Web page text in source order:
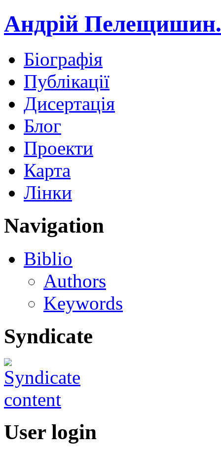
Андрій
Біографія
Публікації
Дисертація
Блог
Проекти
Карта
Лінки
Navigation
Biblio
Authors
Keywords
Syndicate
User login